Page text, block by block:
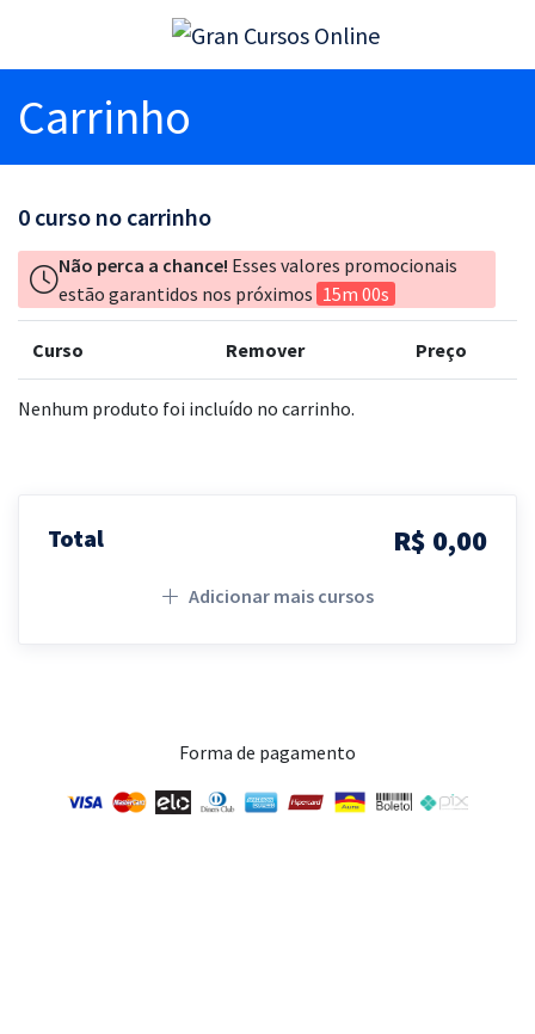
Carrinho
0 curso no carrinho
Não perca a chance! Esses valores promocionais
estão garantidos nos próximos 15m 00s
Curso Remover Preço
Nenhum produto foi incluído no carrinho.
Total R$ 0,00
Adicionar mais cursos
Forma de pagamento